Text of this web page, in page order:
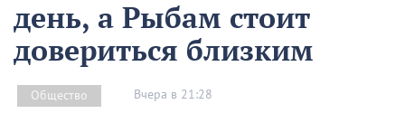
день, а Рыбам стоит
довериться близким
Общество Вчера в 21:28